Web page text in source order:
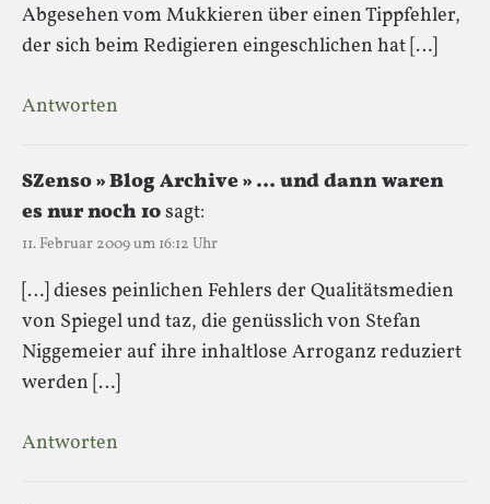
Abgesehen vom Mukkieren über einen Tippfehler,
der sich beim Redigieren eingeschlichen hat […]
Antworten
SZenso » Blog Archive » … und dann waren
es nur noch 10sagt:
11. Februar 2009 um 16:12 Uhr
[…] dieses peinlichen Fehlers der Qualitätsmedien
von Spiegel und taz, die genüsslich von Stefan
Niggemeier auf ihre inhaltlose Arroganz reduziert
werden […]
Antworten